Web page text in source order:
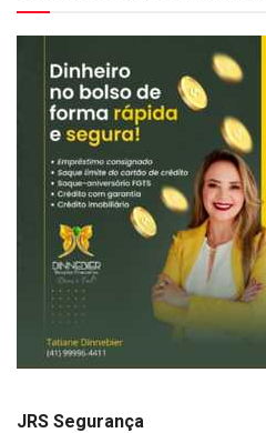
JRS Segurança